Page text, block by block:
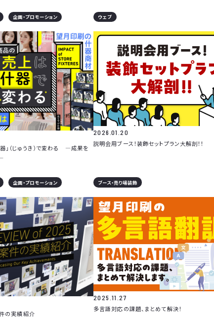
企画・プロモーション ウェブ
」（じゅうき）で変わる ―成果を
企画・プロモーション
2026.01.20
説明会用ブース！装飾セットプラン大解剖！！
ブース・売り場装飾
の実績紹介
2025.11.27
多言語対応の課題、まとめて解決！